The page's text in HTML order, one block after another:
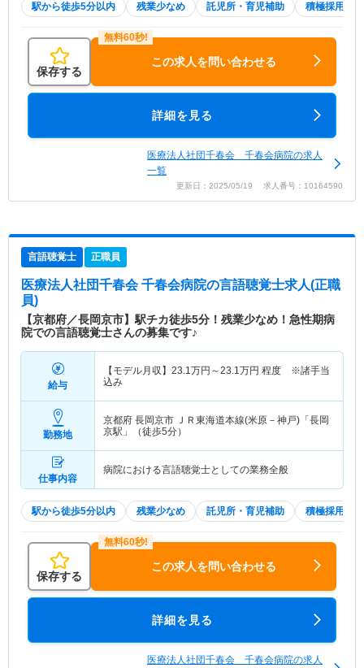
駅から徒歩5分以内 残業少なめ 託児所・育児補助 積極採用中
保存する
この求人を問い合わせる
詳細を見る
医療法人社団千春会 千春会病院の求人
一覧
更新日：2025/05/19 求人番号：10164590
言語聴覚士 正職員
医療法人社団千春会 千春会病院の言語聴覚士求人(正職
員)
【京都府／長岡京市】駅チカ徒歩5分！残業少なめ！急性期病
院での言語聴覚士さんの募集です♪
給与
【モデル月収】 23.1万円～23.1万円 程度 ※諸手当
込み
勤務地
京都府 長岡京市 ＪＲ東海道本線(米原－神戸)「長岡
京駅」（徒歩5分）
仕事内容
病院における言語聴覚士としての業務全般
駅から徒歩5分以内 残業少なめ 託児所・育児補助 積極採用中
保存する
この求人を問い合わせる
詳細を見る
医療法人社団千春会 千春会病院の求人